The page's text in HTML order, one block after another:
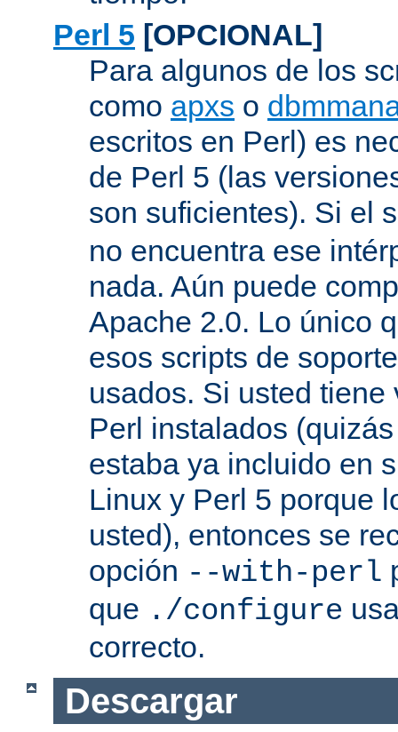
Perl 5 [OPCIONAL]
Para algunos de los
como apxs o
escritos en Perl) es
de Perl 5 (las
son suficientes). Si el
no encuentra ese
nada. Aún puede
Apache 2.0. Lo único
esos scripts de
usados. Si usted
Perl instalados
estaba ya incluido en
Linux y Perl 5 porque
usted), entonces se
opción --with-perl
que ./configure
correcto.
Descargar